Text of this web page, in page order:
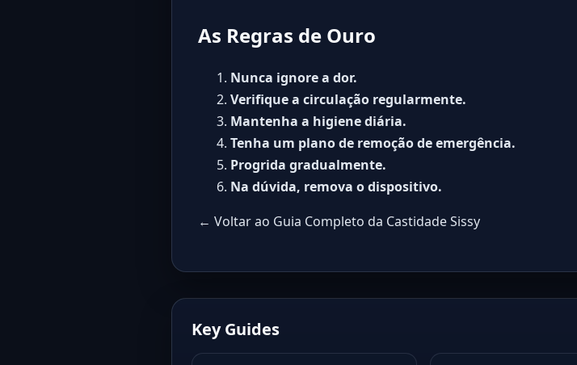
As Regras de Ouro
Nunca ignore a dor.
Verifique a circulação regularmente.
Mantenha a higiene diária.
Tenha um plano de remoção de emergência.
Progrida gradualmente.
Na dúvida, remova o dispositivo.
← Voltar ao Guia Completo da Castidade Sissy
Key Guides